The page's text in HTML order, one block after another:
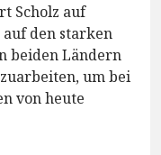
Scholz auf
den starken
beiden Ländern
um bei
von heute